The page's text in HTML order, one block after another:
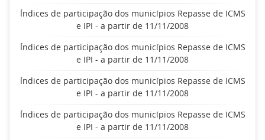
Índices de participação dos municípios Repasse de ICMS
e IPI - a partir de 11/11/2008
Índices de participação dos municípios Repasse de ICMS
e IPI - a partir de 11/11/2008
Índices de participação dos municípios Repasse de ICMS
e IPI - a partir de 11/11/2008
Índices de participação dos municípios Repasse de ICMS
e IPI - a partir de 11/11/2008